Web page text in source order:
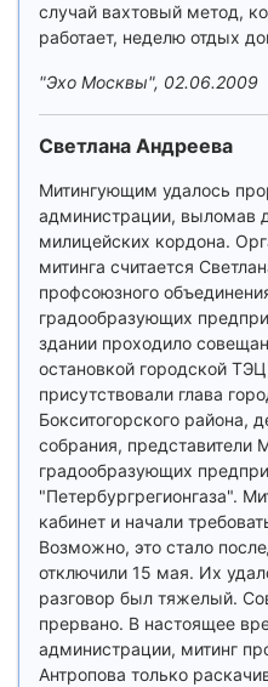
случай вахтовый метод,
работает, неделю отдых
"Эхо Москвы", 02.06.2009
Светлана Андреева
Митингующим удалось
администрации, выломав
милицейских кордона.
митинга считается
профсоюзного
градообразующих
здании проходило
остановкой городской
присутствовали глава
Бокситогорского района,
собрания, представители
градообразующих
"Петербургрегионгаза".
кабинет и начали
Возможно, это стало
отключили 15 мая. Их
разговор был тяжелый.
прервано. В настоящее
администрации, митинг
Антропова только